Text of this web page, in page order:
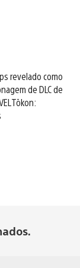
revelado como
de DLC de
Tōkon: